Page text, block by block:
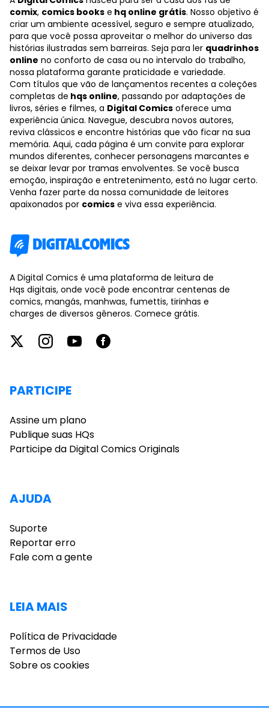
comix, comics books e hq online grátis. Nosso objetivo é
criar um ambiente acessível, seguro e sempre atualizado,
para que você possa aproveitar o melhor do universo das
histórias ilustradas sem barreiras. Seja para ler quadrinhos
online no conforto de casa ou no intervalo do trabalho,
nossa plataforma garante praticidade e variedade.
Com títulos que vão de lançamentos recentes a coleções
completas de hqs online, passando por adaptações de
livros, séries e filmes, a Digital Comics oferece uma
experiência única. Navegue, descubra novos autores,
reviva clássicos e encontre histórias que vão ficar na sua
memória. Aqui, cada página é um convite para explorar
mundos diferentes, conhecer personagens marcantes e
se deixar levar por tramas envolventes. Se você busca
emoção, inspiração e entretenimento, está no lugar certo.
Venha fazer parte da nossa comunidade de leitores
apaixonados por comics e viva essa experiência.
A Digital Comics é uma plataforma de leitura de
Hqs digitais, onde você pode encontrar centenas de
comics, mangás, manhwas, fumettis, tirinhas e
charges de diversos gêneros. Comece grátis.
PARTICIPE
Assine um plano
Publique suas HQs
Participe da Digital Comics Originals
AJUDA
Suporte
Reportar erro
Fale com a gente
LEIA MAIS
Política de Privacidade
Termos de Uso
Sobre os cookies